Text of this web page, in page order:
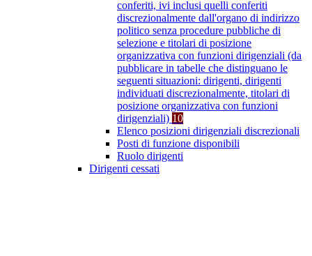
conferiti, ivi inclusi quelli conferiti
discrezionalmente dall'organo di indirizzo
politico senza procedure pubbliche di
selezione e titolari di posizione
organizzativa con funzioni dirigenziali (da
pubblicare in tabelle che distinguano le
seguenti situazioni: dirigenti, dirigenti
individuati discrezionalmente, titolari di
posizione organizzativa con funzioni
dirigenziali) 10
Elenco posizioni dirigenziali discrezionali
Posti di funzione disponibili
Ruolo dirigenti
Dirigenti cessati